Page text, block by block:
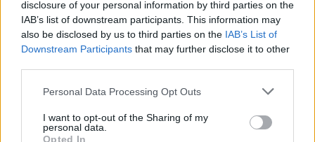
disclosure of your personal information by third parties on the
IAB’s list of downstream participants. This information may
also be disclosed by us to third parties on the IAB’s List of
Downstream Participants that may further disclose it to other
Please note that this website/app uses one or more Google
not limited to your visit or usage behaviour. You may click to
grant or deny consent to Google and its third-party tags to
Personal Data Processing Opt Outs
I want to opt-out of the Sharing of my
personal data.
Opted In